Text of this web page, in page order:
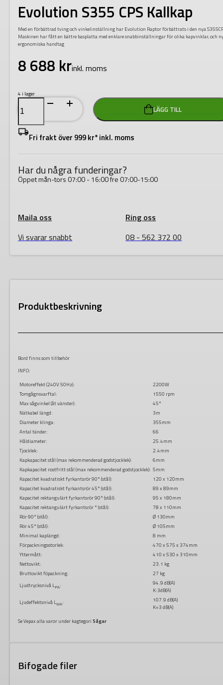
Evolution S355 CPS Kallkap
Med en förbättrad tving och vinkelinställning har Evolution Raptor förbättrats i den nya
Maskinen har fått en bättre basplatta med enklare snabbinställningar för olika kapvinklar, och
ergonomiska handtag
8 688 krinkl. moms
4 i lager
Evolution
S355
CPS
Kallkap
mängd
LÄGG TILL
Fri frakt över 999 kr* inkl. moms
Har du några funderingar?
Öppet mån-tors 07:00 - 16:00 fre 07:00-15:00
Maila oss
Vi svarar snabbt
Ring oss
08 - 562 372 00
Produktbeskrivning
Bord finns som tillbehör
INFO:
Motoreffekt (240V 50Hz):
2200W
Tomgågnsvarftal:
1550 rpm
Max sågvinkel (åt vänster):
45°
Nätkabel längd:
3m
Diameter klinga:
355mm
Antal tänder:
66
Håldiameter:
25.4mm
Tjocklek:
2.4mm
Kapkapacitet stål (max rekommenderad godstjocklek):
6mm
Kapkapacitet rostfritt stål (max rekommenderad godstjocklek): 5mm
Kapacitet kvadratiskt fyrkantsrör 90° (stål):
120 x 120mm
Kapacitet kvadratiskt fyrkantsrör 45° (stål):
89 x 89mm
Kapacitet rektangulärt fyrkantsrör 90° (stål):
95 x 180mm
Kapacitet rektangulärt fyrkantsrör ° (stål):
78 x 110mm
Rör 90° (stål):
Ø 130mm
Rör 45° (stål):
Ø 105mm
Minimal kaplängd:
8 mm
Förpackningsstorlek:
470 x 575 x 374mm
Yttermått:
410 x 530 x 310mm
Nettovikt:
23.1 kg
Bruttovikt föpackning:
27 kg
Ljudtrycksnivå LPA:
94.9 dB(A)
K:3dB(A)
Ljudeffektsnivå LWA:
107.9 dB(A)
K=3 dB(A)
Se Vepax alla varor under kagtegoriSågar
Bifogade filer